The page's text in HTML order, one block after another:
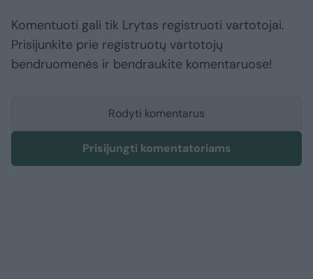
Komentuoti gali tik Lrytas registruoti vartotojai.
Prisijunkite prie registruotų vartotojų
bendruomenės ir bendraukite komentaruose!
Rodyti komentarus
Prisijungti komentatoriams